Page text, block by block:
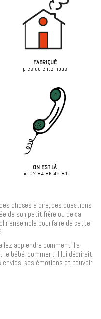
FABRIQUÉ
près de chez nous
ON EST LÀ
au 07 84 86 49 81
choses à dire, des questions
de son petit frère ou de sa
ensemble pour faire de cette
apprendre comment il a
le bébé, comment il lui décrirait
envies, ses émotions et pouvoir